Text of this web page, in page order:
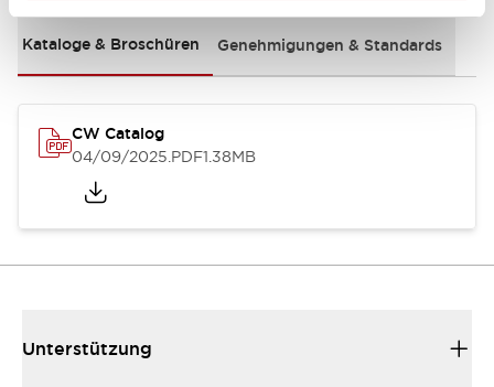
Kataloge & Broschüren Genehmigungen & Standards
CW Catalog
04/09/2025.PDF1.38MB
Unterstützung